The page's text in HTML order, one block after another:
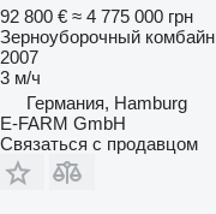
92 800 € ≈ 4 775 000 грн
Зерноуборочный комбайн
2007
3 м/ч
Германия, Hamburg
E-FARM GmbH
Связаться с продавцом